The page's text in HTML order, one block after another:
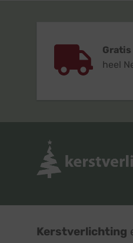
Gratis
heel
Kerstverlichting